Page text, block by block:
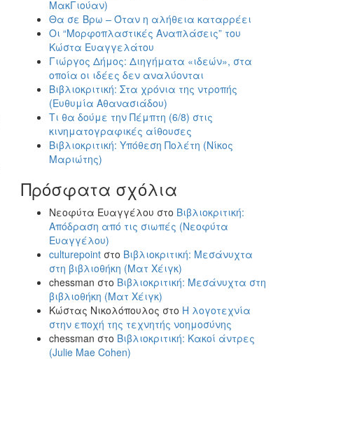
ΜακΓιούαν)
Θα σε Βρω – Όταν η αλήθεια καταρρέει
Οι “Μορφοπλαστικές Αναπλάσεις” του
Κώστα Ευαγγελάτου
Γιώργος Δήμος: Διηγήματα «ιδεών», στα
οποία οι ιδέες δεν αναλύονται
Βιβλιοκριτική: Στα χρόνια της ντροπής
(Ευθυμία Αθανασιάδου)
Τι θα δούμε την Πέμπτη (6/8) στις
κινηματογραφικές αίθουσες
Βιβλιοκριτική: Υπόθεση Πολέτη (Νίκος
Μαριώτης)
Πρόσφατα σχόλια
Νεοφύτα Ευαγγέλου στο Βιβλιοκριτική:
Απόδραση από τις σιωπές (Νεοφύτα
Ευαγγέλου)
culturepoint στο Βιβλιοκριτική: Μεσάνυχτα
στη βιβλιοθήκη (Ματ Χέιγκ)
chessman στο Βιβλιοκριτική: Μεσάνυχτα στη
βιβλιοθήκη (Ματ Χέιγκ)
Κώστας Νικολόπουλος στο Η λογοτεχνία
στην εποχή της τεχνητής νοημοσύνης
chessman στο Βιβλιοκριτική: Κακοί άντρες
(Julie Mae Cohen)